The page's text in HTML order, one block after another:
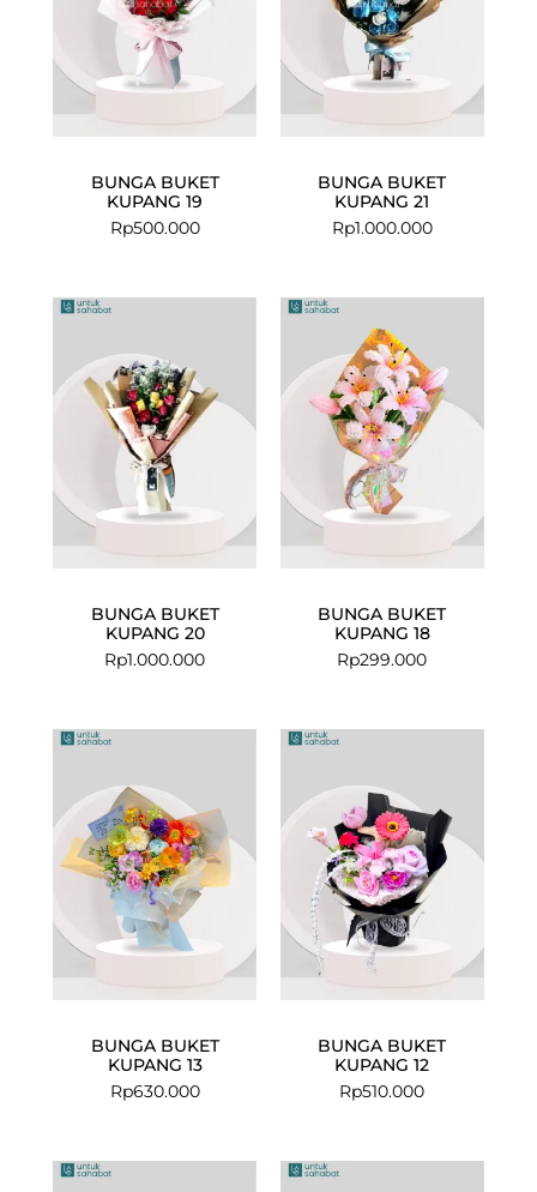
BUNGA BUKET
KUPANG 19
Rp500.000
BUNGA BUKET
KUPANG 21
Rp1.000.000
BUNGA BUKET
KUPANG 20
Rp1.000.000
BUNGA BUKET
KUPANG 18
Rp299.000
BUNGA BUKET
KUPANG 13
Rp630.000
BUNGA BUKET
KUPANG 12
Rp510.000